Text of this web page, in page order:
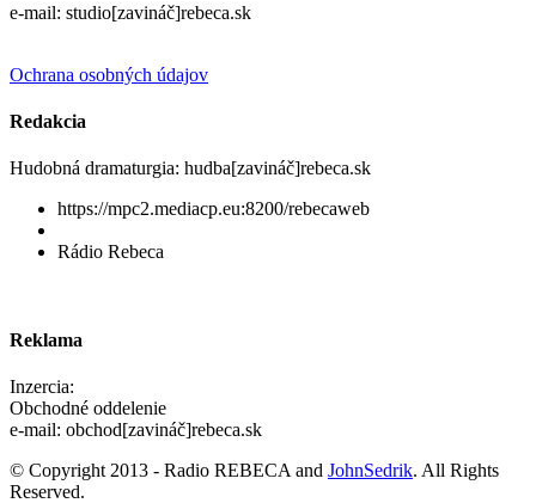
e-mail: studio[zavináč]rebeca.sk
Ochrana osobných údajov
Redakcia
Hudobná dramaturgia: hudba[zavináč]rebeca.sk
https://mpc2.mediacp.eu:8200/rebecaweb
Rádio Rebeca
Reklama
Inzercia:
Obchodné oddelenie
e-mail: obchod[zavináč]rebeca.sk
© Copyright 2013 - Radio REBECA and JohnSedrik. All Rights
Reserved.